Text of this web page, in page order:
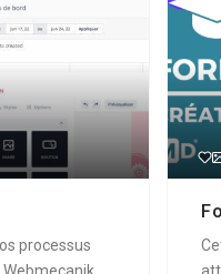
processus